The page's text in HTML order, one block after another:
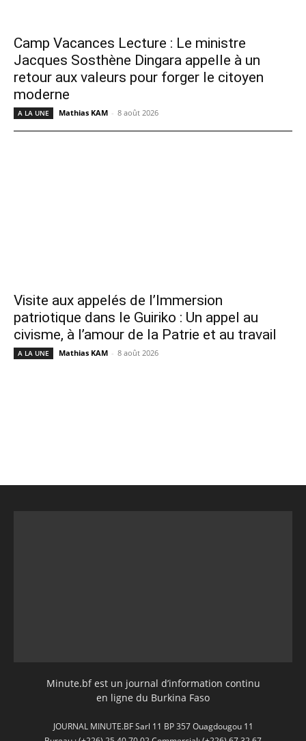
Camp Vacances Lecture : Le ministre
Jacques Sosthène Dingara appelle à un
retour aux valeurs pour forger le citoyen
moderne
A LA UNE Mathias KAM - 8 août 2026
Visite aux appelés de l’Immersion
patriotique dans le Guiriko : Un appel au
civisme, à l’amour de la Patrie et au travail
A LA UNE Mathias KAM - 8 août 2026
Minute.bf est un journal d’information continu
en ligne du Burkina Faso
JOURNAL MINUTE.BF Sarl 11 BP 357 Ouagdougou 11